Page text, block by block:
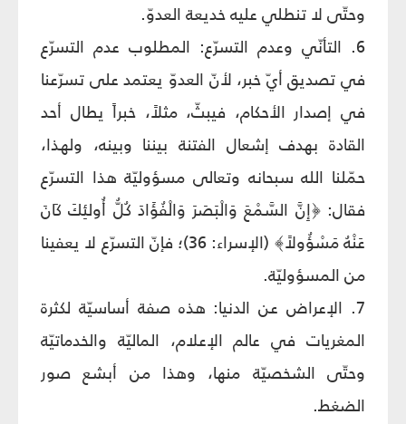
وحتّى لا تنطلي عليه خديعة العدوّ.
6. التأنّي وعدم التسرّع: المطلوب عدم التسرّع
في تصديق أيّ خبر، لأنّ العدوّ يعتمد على تسرّعنا
في إصدار الأحكام، فيبثّ، مثلاً، خبراً يطال أحد
القادة بهدف إشعال الفتنة بيننا وبينه، ولهذا،
حمّلنا الله سبحانه وتعالى مسؤوليّة هذا التسرّع
فقال: ﴿إِنَّ السَّمْعَ وَالْبَصَرَ وَالْفُؤَادَ كُلُّ أُولئِكَ كَانَ
عَنْهُ مَسْؤُولاً﴾ (الإسراء: 36)؛ فإنّ التسرّع لا يعفينا
من المسؤوليّة.
7. الإعراض عن الدنيا: هذه صفة أساسيّة لكثرة
المغريات في عالم الإعلام، الماليّة والخدماتيّة
وحتّى الشخصيّة منها، وهذا من أبشع صور
الضغط.